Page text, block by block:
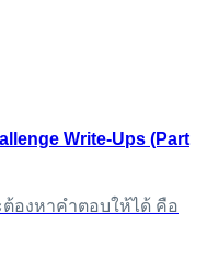
Write-Ups (Part
ต้องหาคำตอบให้ได้ คือ